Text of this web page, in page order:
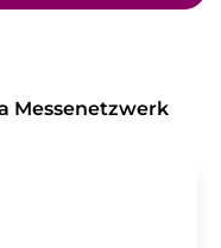
Messenetzwerk